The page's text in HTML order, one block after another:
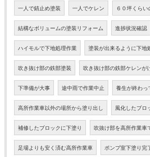
一人で錆止め塗装 一人でケレン ６０坪くら
結構なボリュームの塗装リフォーム 進捗状況確認
ハイモルで下地処理作業 塗装が出来るように下地
吹き抜け部の鉄部塗装 吹き抜け部の鉄部ケレンが
下準備が大事 途中雨で作業中止 養生が終わっ
高所作業車以外の場所から塗り出し 風化したブロ
補修したブロックに下塗り 吹抜け部を高所作業車
足場よりも安く済む高所作業車 ポンプ室下塗り完